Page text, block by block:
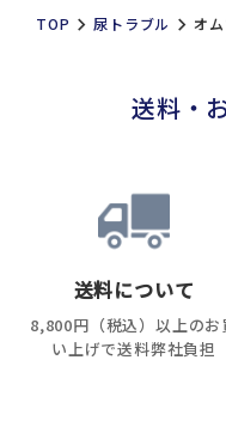
TOP 尿トラブル オ
送料・
送料について
8,800円（税込）以上のお
い上げで送料弊社負担